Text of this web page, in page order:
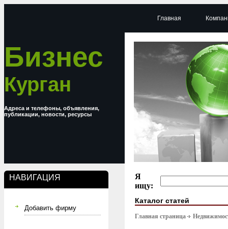
Бизнес
Курган
Адреса и телефоны, объявления,
публикации, новости, ресурсы
НАВИГАЦИЯ
Добавить фирму
Главная
Я
ищу:
Каталог статей
Главная страница